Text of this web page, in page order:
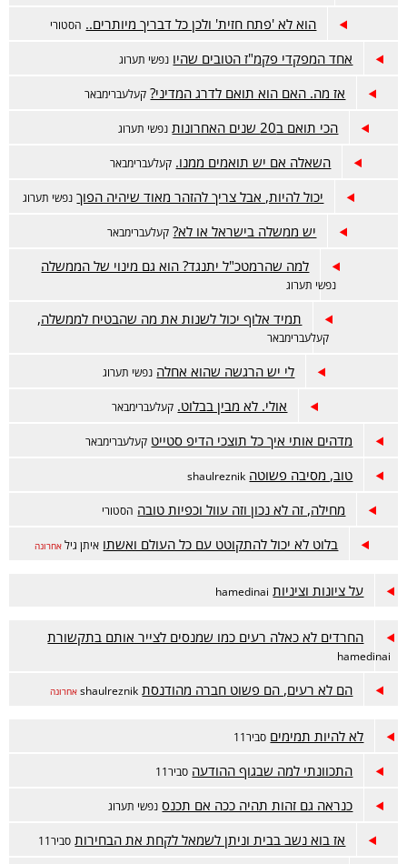
הוא לא 'פתח חזית' ולכן כל דבריך מיותרים.. הסטורי
אחד המפקדי פקמ"ז הטובים שהיו נפשי תערוג
אז מה. האם הוא תואם לדרג המדיני? קעלעברימבאר
הכי תואם ב20 שנים האחרונות נפשי תערוג
השאלה אם יש תואמים ממנו. קעלעברימבאר
יכול להיות, אבל צריך להזהר מאוד שיהיה הפוך נפשי תערוג
יש ממשלה בישראל או לא? קעלעברימבאר
למה שהרמטכ"ל יתנגד? הוא גם מינוי של הממשלה
נפשי תערוג
תמיד אלוף יכול לשנות את מה שהבטיח לממשלה,
קעלעברימבאר
לי יש הרגשה שהוא אחלה נפשי תערוג
אולי. לא מבין בבלוט. קעלעברימבאר
מדהים אותי איך כל תוצכי הדיפ סטייט קעלעברימבאר
טוב, מסיבה פשוטה shaulreznik
מחילה, זה לא נכון וזה עוול וכפיות טובה הסטורי
בלוט לא יכול להתקוטט עם כל העולם ואשתו איתן גיל אחרונה
על ציונות וציניות hamedinai
החרדים לא כאלה רעים כמו שמנסים לצייר אותם בתקשורת
hamedinai
הם לא רעים, הם פשוט חברה מהודנסת shaulreznik אחרונה
לא להיות תמימים סביר11
התכוונתי למה שבגוף ההודעה סביר11
כנראה גם זהות תהיה ככה אם תכנס נפשי תערוג
אז בוא נשב בבית וניתן לשמאל לקחת את הבחירות סביר11